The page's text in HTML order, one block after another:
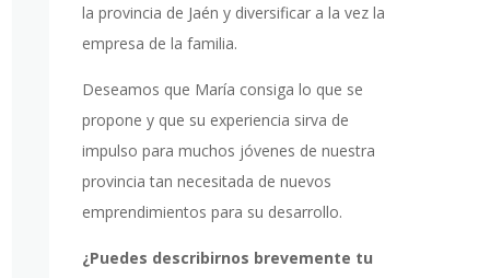
la provincia de Jaén y diversificar a la vez la
empresa de la familia.
Deseamos que María consiga lo que se
propone y que su experiencia sirva de
impulso para muchos jóvenes de nuestra
provincia tan necesitada de nuevos
emprendimientos para su desarrollo.
¿Puedes describirnos brevemente tu